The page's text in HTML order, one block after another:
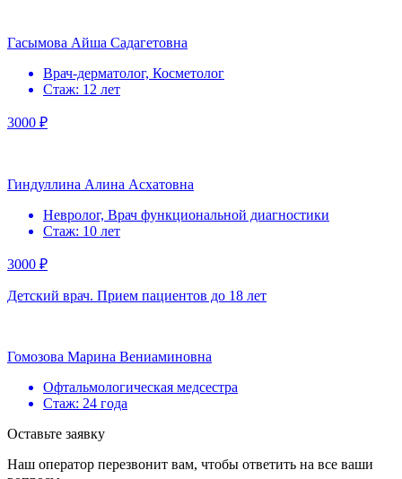
Гасымова Айша Садагетовна
Врач-дерматолог, Косметолог
Стаж: 12 лет
3000 ₽
Гиндуллина Алина Асхатовна
Невролог, Врач функциональной диагностики
Стаж: 10 лет
3000 ₽
Детский врач. Прием пациентов до 18 лет
Гомозова Марина Вениаминовна
Офтальмологическая медсестра
Стаж: 24 года
Оставьте заявку
Наш оператор перезвонит вам, чтобы ответить на все ваши